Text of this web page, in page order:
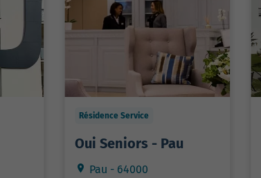
Résidence Service
Oui Seniors - Pau
Pau - 64000